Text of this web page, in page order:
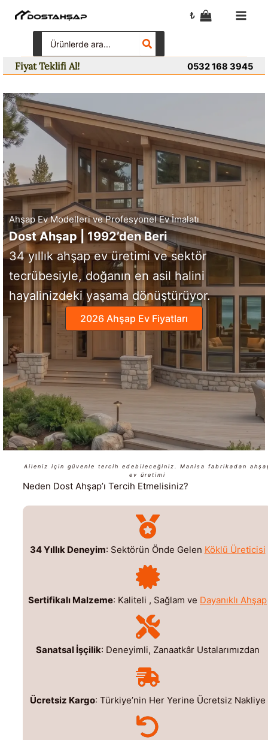
₺
for:
Fiyat Teklifi Al! 0532 168 3945
Ahşap Ev Modelleri ve Profesyonel Ev İmalatı
Dost Ahşap | 1992’den Beri
34 yıllık ahşap ev üretimi ve sektör
tecrübesiyle, doğanın en asil halini
hayalinizdeki yaşama dönüştürüyor.
2026 Ahşap Ev Fiyatları
Aileniz için güvenle tercih edebileceğiniz. Manisa fabrikadan
ev üretimi
Neden Dost Ahşap’ı Tercih Etmelisiniz?
34 Yıllık Deneyim: Sektörün Önde Gelen Köklü Üreticisi
Sertifikalı Malzeme: Kaliteli , Sağlam ve Dayanıklı Ahşap
Sanatsal İşçilik: Deneyimli, Zanaatkâr Ustalarımızdan
Ücretsiz Kargo: Türkiye’nin Her Yerine Ücretsiz Nakliye